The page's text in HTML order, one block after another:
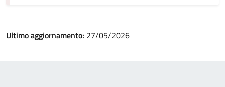
Ultimo aggiornamento: 27/05/2026